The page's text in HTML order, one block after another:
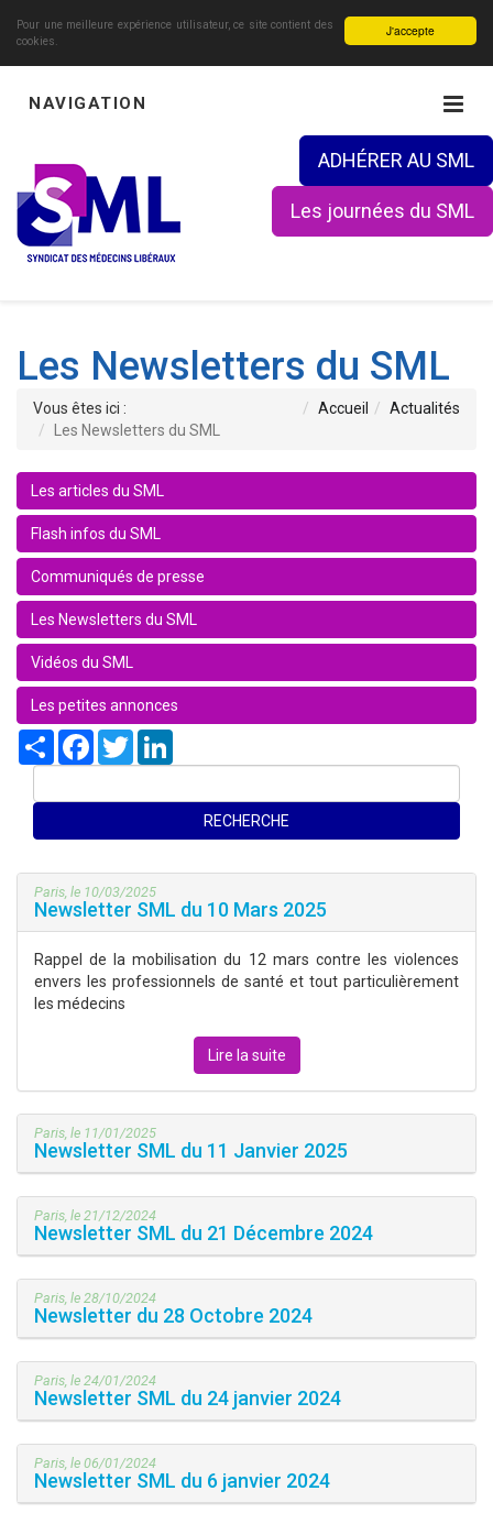
J'accepte
Pour une meilleure expérience utilisateur, ce site contient des
cookies.
NAVIGATION
ADHÉRER AU SML
Les journées du SML
Les Newsletters du SML
Vous êtes ici : Accueil
Actualités
Les Newsletters du SML
Les articles du SML
Flash infos du SML
Communiqués de presse
Les Newsletters du SML
Vidéos du SML
Les petites annonces
Share FacebookTwitter
Paris, le 10/03/2025
Newsletter SML du 10 Mars 2025
Rappel de la mobilisation du 12 mars contre les violences
envers les professionnels de santé et tout particulièrement
les médecins
Lire la suite
Paris, le 11/01/2025
Newsletter SML du 11 Janvier 2025
Paris, le 21/12/2024
Newsletter SML du 21 Décembre 2024
Paris, le 28/10/2024
Newsletter du 28 Octobre 2024
Paris, le 24/01/2024
Newsletter SML du 24 janvier 2024
Paris, le 06/01/2024
Newsletter SML du 6 janvier 2024